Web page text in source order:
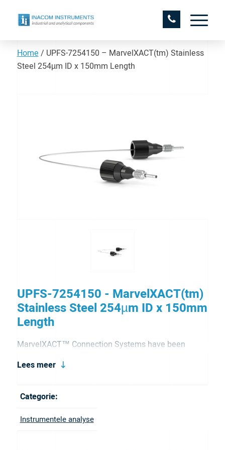
Home / UPFS-7254150 – MarvelXACT(tm) Stainless
Steel 254µm ID x 150mm Length
UPFS-7254150 - MarvelXACT(tm)
Stainless Steel 254µm ID x 150mm
Length
MarvelXACT™ Connection Systems have been
expertly designed to eliminate the risk of under- or
mechanism. This unique feature emits a haptic
MarvelXACT incorporates our advanced MarvelX™
Lees meer
Categorie:
Instrumentele analyse